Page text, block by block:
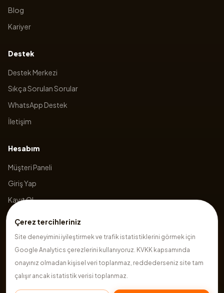
Çerez tercihleriniz
Site deneyimini iyileştirmek ve trafik istatistiklerini görmek için
Google Analytics çerezlerini kullanıyoruz. KVKK kapsamında
onayınız olmadan kişisel veri toplanmaz, reddederseniz site tam
çalışır ancak istatistik verisi toplanmaz.
Blog
Kariyer
Destek
Destek Merkezi
Sıkça Sorulan Sorular
WhatsApp Destek
İletişim
Hesabım
Müşteri Paneli
Giriş Yap
Kayıt Ol
2026 Hazırsite. Tüm hakları saklıdır.